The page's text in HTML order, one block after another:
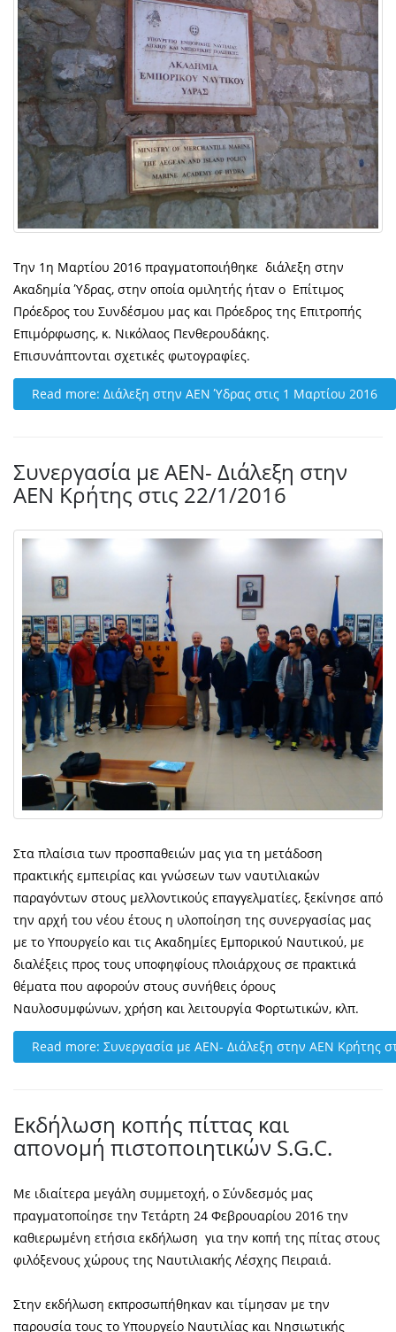
Την 1η Μαρτίου 2016 πραγματοποιήθηκε διάλεξη στην
Ακαδημία Ύδρας, στην οποία ομιλητής ήταν ο Επίτιμος
Πρόεδρος του Συνδέσμου μας και Πρόεδρος της Επιτροπής
Επιμόρφωσης, κ. Νικόλαος Πενθερουδάκης.
Επισυνάπτονται σχετικές φωτογραφίες.
Read more: Διάλεξη στην ΑΕΝ Ύδρας στις 1 Μαρτίου 2016
Συνεργασία με ΑΕΝ- Διάλεξη στην
ΑΕΝ Κρήτης στις 22/1/2016
Στα πλαίσια των προσπαθειών μας για τη μετάδοση
πρακτικής εμπειρίας και γνώσεων των ναυτιλιακών
παραγόντων στους μελλοντικούς επαγγελματίες, ξεκίνησε από
την αρχή του νέου έτους η υλοποίηση της συνεργασίας μας
με το Υπουργείο και τις Ακαδημίες Εμπορικού Ναυτικού, με
διαλέξεις προς τους υποφηφίους πλοιάρχους σε πρακτικά
θέματα που αφορούν στους συνήθεις όρους
Ναυλοσυμφώνων, χρήση και λειτουργία Φορτωτικών, κλπ.
Read more: Συνεργασία με ΑΕΝ- Διάλεξη στην ΑΕΝ Κρήτης
Εκδήλωση κοπής πίττας και
απονομή πιστοποιητικών S.G.C.
Με ιδιαίτερα μεγάλη συμμετοχή, ο Σύνδεσμός μας
πραγματοποίησε την Τετάρτη 24 Φεβρουαρίου 2016 την
καθιερωμένη ετήσια εκδήλωση για την κοπή της πίτας στους
φιλόξενους χώρους της Ναυτιλιακής Λέσχης Πειραιά.
Στην εκδήλωση εκπροσωπήθηκαν και τίμησαν με την
παρουσία τους το Υπουργείο Ναυτιλίας και Νησιωτικής